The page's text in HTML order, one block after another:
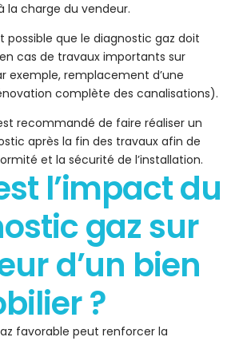
la charge du vendeur.
possible que le diagnostic gaz doit
cas de travaux importants sur
exemple, remplacement d’une
complète des canalisations).
recommandé de faire réaliser un
après la fin des travaux afin de
et la sécurité de l’installation.
l’impact du
gaz sur
d’un bien
?
favorable peut renforcer la